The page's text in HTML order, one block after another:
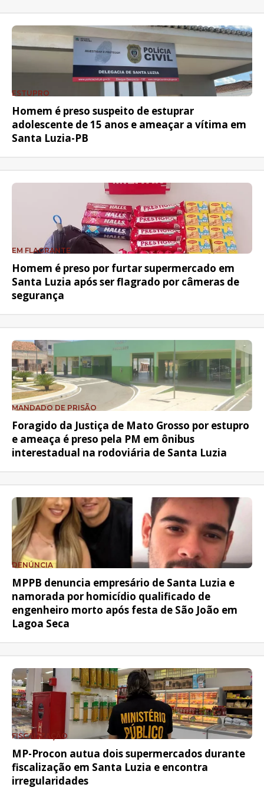
ESTUPRO
Homem é preso suspeito de estuprar
adolescente de 15 anos e ameaçar a vítima em
Santa Luzia-PB
EM FLAGRANTE
Homem é preso por furtar supermercado em
Santa Luzia após ser flagrado por câmeras de
segurança
MANDADO DE PRISÃO
Foragido da Justiça de Mato Grosso por estupro
e ameaça é preso pela PM em ônibus
interestadual na rodoviária de Santa Luzia
DENÚNCIA
MPPB denuncia empresário de Santa Luzia e
namorada por homicídio qualificado de
engenheiro morto após festa de São João em
Lagoa Seca
FISCALIZAÇÃO
MP-Procon autua dois supermercados durante
fiscalização em Santa Luzia e encontra
irregularidades